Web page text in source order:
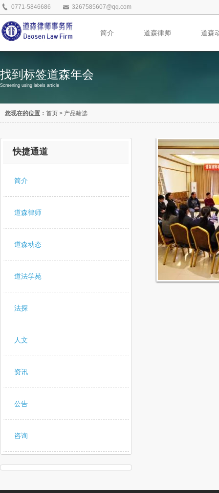
0771-5846686 3267585607@qq.com
简介 道森律师 道森
找到标签道森年会
Screening using labels article
您现在的位置： 首页 > 产品筛选
快捷通道
简介
道森律师
道森动态
道法学苑
法探
人文
资讯
公告
咨询